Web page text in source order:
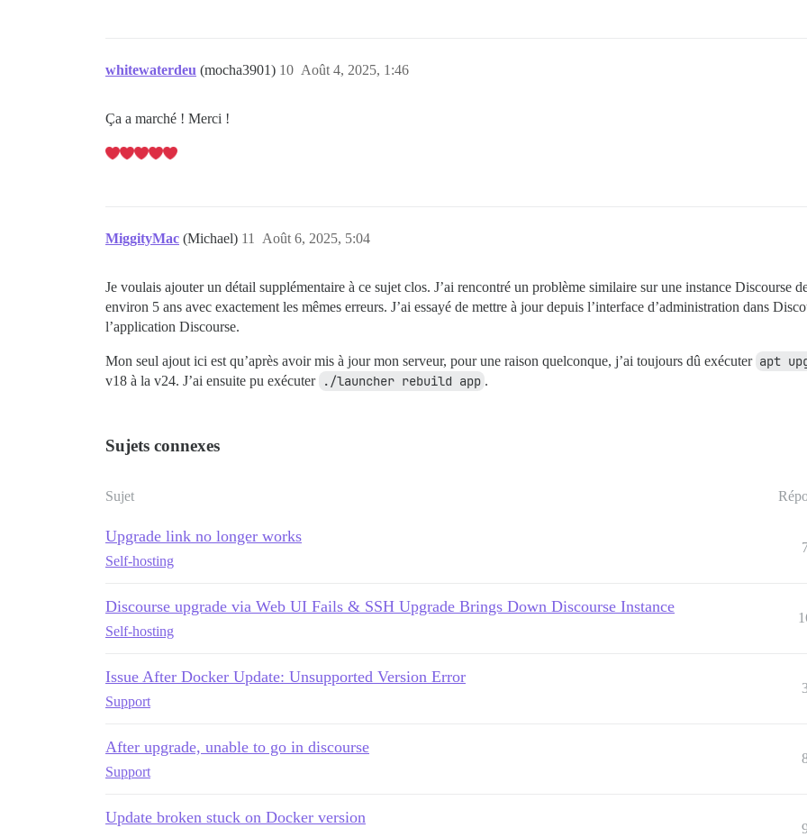
whitewaterdeu (mocha3901) Août 4, 2025, 1:46
10
Ça a marché ! Merci !
MiggityMac (Michael) Août 6, 2025, 5:04
11
Je voulais ajouter un détail supplémentaire à ce sujet clos. J’ai rencontré un problème similaire sur une instance Discourse
environ 5 ans avec exactement les mêmes erreurs. J’ai essayé de mettre à jour depuis l’interface d’administration dans
l’application Discourse.
Mon seul ajout ici est qu’après avoir mis à jour mon serveur, pour une raison quelconque, j’ai toujours dû exécuter apt
v18 à la v24. J’ai ensuite pu exécuter ./launcher rebuild app .
Sujets connexes
Sujet
Upgrade link no longer works
Self-hosting
Discourse upgrade via Web UI Fails & SSH Upgrade Brings Down Discourse Instance
Self-hosting
Issue After Docker Update: Unsupported Version Error
Support
After upgrade, unable to go in discourse
Support
Update broken stuck on Docker version